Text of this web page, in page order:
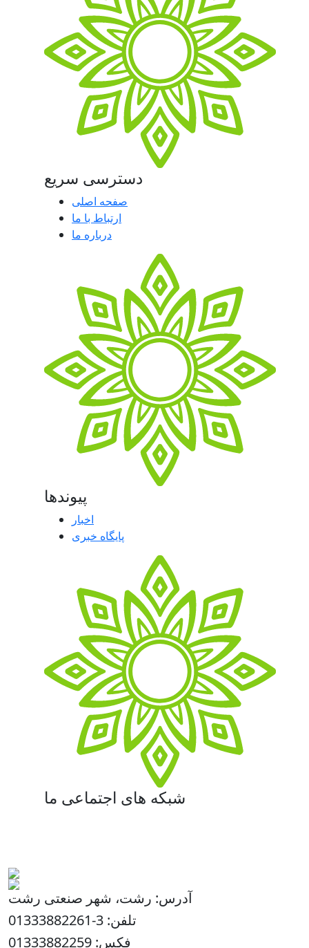
دسترسی سریع
صفحه اصلی
ارتباط با ما
درباره ما
پیوندها
اخبار
پایگاه خبری
شبکه های اجتماعی ما
آدرس: رشت، شهر صنعتی رشت
تلفن: 3-01333882261
فکس: 01333882259